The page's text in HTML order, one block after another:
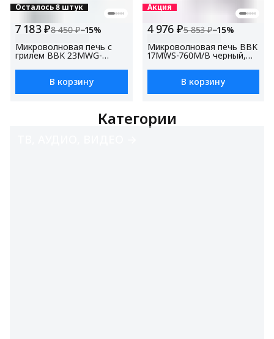
Осталось 8 штук
7 183 ₽8 450 ₽−15%
Микроволновая печь с
грилем BBK 23MWG-
930S/BW черный/белый,
объем 23 л, мощность
900 Вт, блокировка от
В корзину
Акция
4 976 ₽5 853 ₽−15%
Микроволновая печь BBK
17MWS-760M/B черный,
объем 17 л, мощность 700
Вт
В корзину
Категории